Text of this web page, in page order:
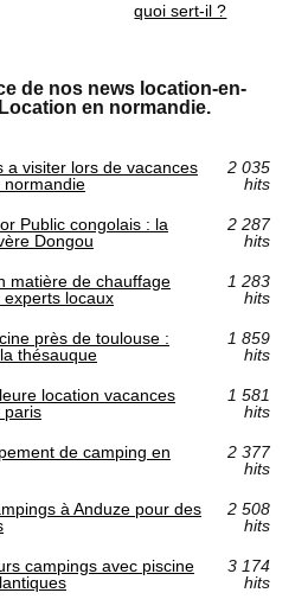
quoi sert-il ?
de nos news location-en-
en normandie.
a visiter lors de vacances
normandie
2 035
hits
Public congolais : la
Dongou
2 287
hits
matière de chauffage
locaux
1 283
hits
près de toulouse :
thésauque
1 859
hits
location vacances
paris
1 581
hits
de camping en
2 377
hits
à Anduze pour des
2 508
hits
campings avec piscine
3 174
hits